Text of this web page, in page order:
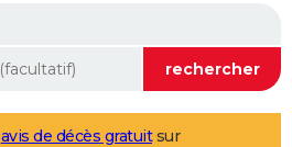
avis de décès gratuitsur